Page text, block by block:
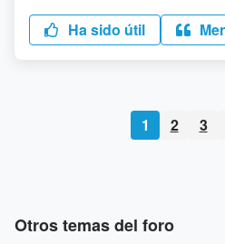
Ha sido útil
1 2 3
Otros temas del foro